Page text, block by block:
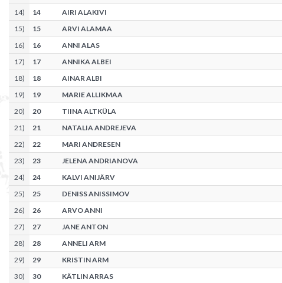
14) 14 AIRI ALAKIVI
15) 15 ARVI ALAMAA
16) 16 ANNI ALAS
17) 17 ANNIKA ALBEI
18) 18 AINAR ALBI
19) 19 MARIE ALLIKMAA
20) 20 TIINA ALTKÜLA
21) 21 NATALIA ANDREJEVA
22) 22 MARI ANDRESEN
23) 23 JELENA ANDRIANOVA
24) 24 KALVI ANIJÄRV
25) 25 DENISS ANISSIMOV
26) 26 ARVO ANNI
27) 27 JANE ANTON
28) 28 ANNELI ARM
29) 29 KRISTIN ARM
30) 30 KÄTLIN ARRAS